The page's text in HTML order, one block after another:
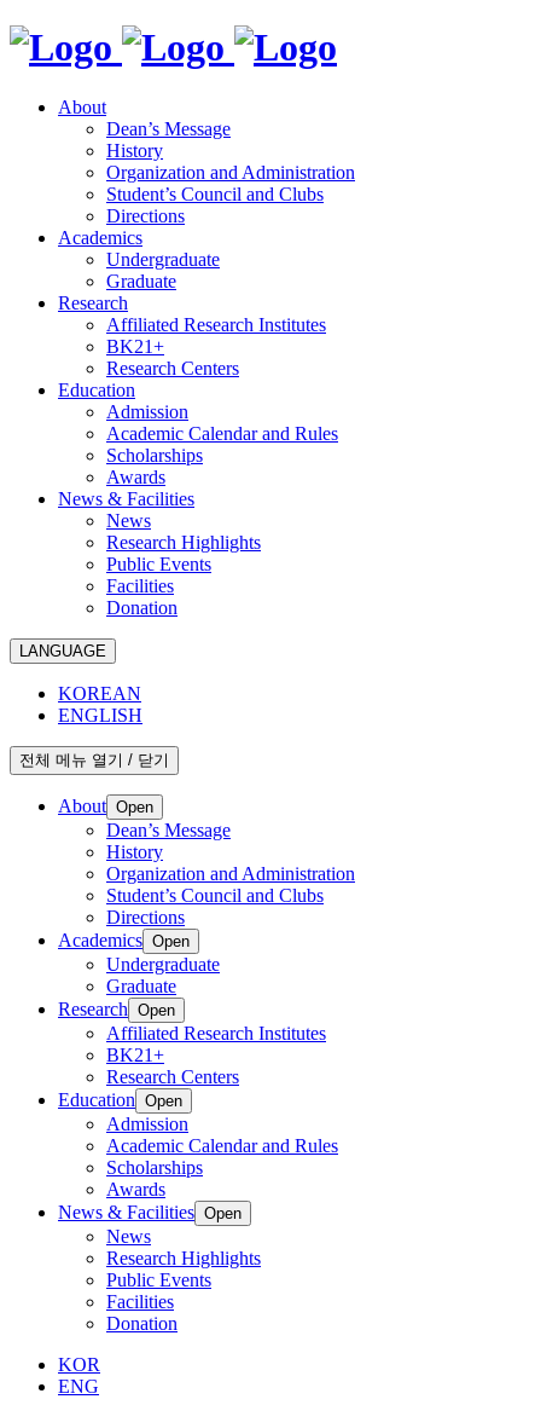
About
Dean’s Message
History
Organization and Administration
Student’s Council and Clubs
Directions
Academics
Undergraduate
Graduate
Research
Affiliated Research Institutes
BK21+
Research Centers
Education
Admission
Academic Calendar and Rules
Scholarships
Awards
News & Facilities
News
Research Highlights
Public Events
Facilities
Donation
LANGUAGE
KOREAN
ENGLISH
전체 메뉴 열기 / 닫기
About Open
Dean’s Message
History
Organization and Administration
Student’s Council and Clubs
Directions
Academics Open
Undergraduate
Graduate
Research Open
Affiliated Research Institutes
BK21+
Research Centers
Education Open
Admission
Academic Calendar and Rules
Scholarships
Awards
News & Facilities Open
News
Research Highlights
Public Events
Facilities
Donation
KOR
ENG